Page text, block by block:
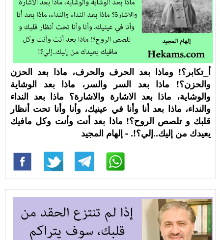
أ_تكابر؟! وماذا بعد الحرف والحرف، ماذا بعد الحزن
والحزن؟! ماذا بعد السر والسر، ماذا بعد الوشاية
والوشاية، ماذا بعد الاشارة والاشارة؟ ماذا بعد النداء
والنداء، ماذا بعد أنا وأنا في عينيك، وأنا وأنا تحت أنظار
قلبك و تلصص الروح؟! ماذا بعد أنت وأنت وكل مافيك
يعيدك من إليك..إلي؟!. - إلهام المجيد